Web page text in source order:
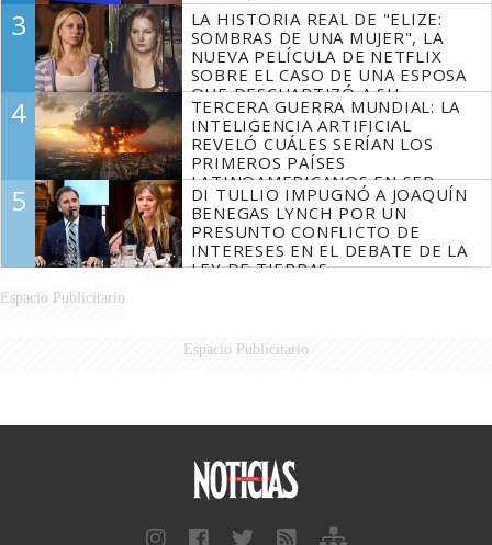
3
LA HISTORIA REAL DE "ELIZE:
SOMBRAS DE UNA MUJER", LA
NUEVA PELÍCULA DE NETFLIX
SOBRE EL CASO DE UNA ESPOSA
QUE DESCUARTIZÓ A SU
MARIDO
4
TERCERA GUERRA MUNDIAL: LA
INTELIGENCIA ARTIFICIAL
REVELÓ CUÁLES SERÍAN LOS
PRIMEROS PAÍSES
LATINOAMERICANOS EN SER
DERROTADOS
5
DI TULLIO IMPUGNÓ A JOAQUÍN
BENEGAS LYNCH POR UN
PRESUNTO CONFLICTO DE
INTERESES EN EL DEBATE DE LA
LEY DE TIERRAS
Espacio Publicitario
Espacio Publicitario